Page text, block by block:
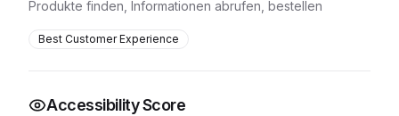
Produkte finden, Informationen abrufen, bestellen
Best Customer Experience
Accessibility Score